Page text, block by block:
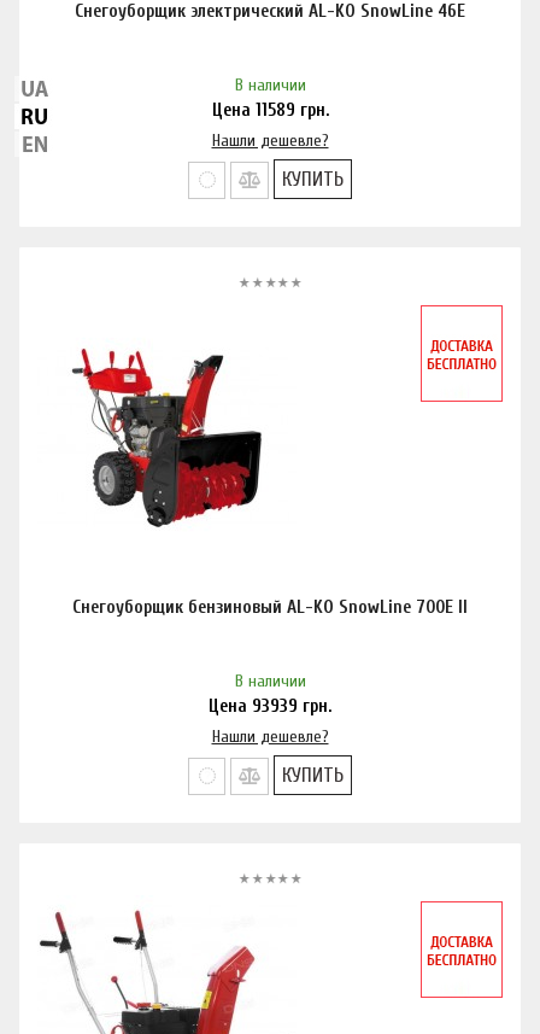
Снегоуборщик электрический AL-KO SnowLine 46E
В наличии
Цена 11589 грн.
Нашли дешевле?
КУПИТЬ
Снегоуборщик бензиновый AL-KO SnowLine 700E ll
В наличии
Цена 93939 грн.
Нашли дешевле?
КУПИТЬ